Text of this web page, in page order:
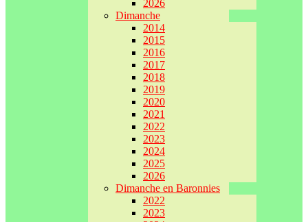
2026
Dimanche
2014
2015
2016
2017
2018
2019
2020
2021
2022
2023
2024
2025
2026
Dimanche en Baronnies
2022
2023